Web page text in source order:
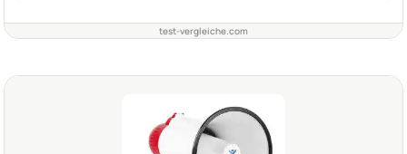
test-vergleiche.com